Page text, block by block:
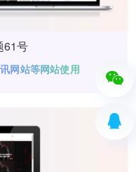
61号
网站等网站使用